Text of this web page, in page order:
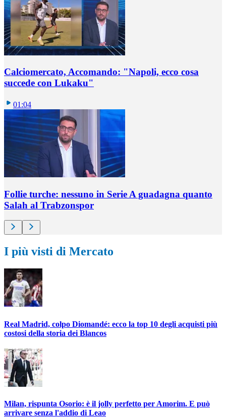
Calciomercato, Accomando: "Napoli, ecco cosa
succede con Lukaku"
01:04
Follie turche: nessuno in Serie A guadagna quanto
Salah al Trabzonspor
I più visti di Mercato
Real Madrid, colpo Diomandé: ecco la top 10 degli acquisti più
costosi della storia dei Blancos
Milan, rispunta Osorio: è il jolly perfetto per Amorim. E può
arrivare senza l'addio di Leao